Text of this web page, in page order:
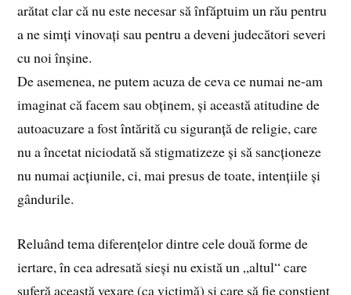
arătat clar că nu este necesar să înfăptuim un rău pentru
a ne simți vinovați sau pentru a deveni judecători severi
cu noi înșine.
De asemenea, ne putem acuza de ceva ce numai ne-am
imaginat că facem sau obținem, și această atitudine de
autoacuzare a fost întărită cu siguranță de religie, care
nu a încetat niciodată să stigmatizeze și să sancționeze
nu numai acțiunile, ci, mai presus de toate, intențiile și
gândurile.
Reluând tema diferențelor dintre cele două forme de
iertare, în cea adresată sieși nu există un „altul“ care
suferă această vexare (ca victimă) și care să fie conștient